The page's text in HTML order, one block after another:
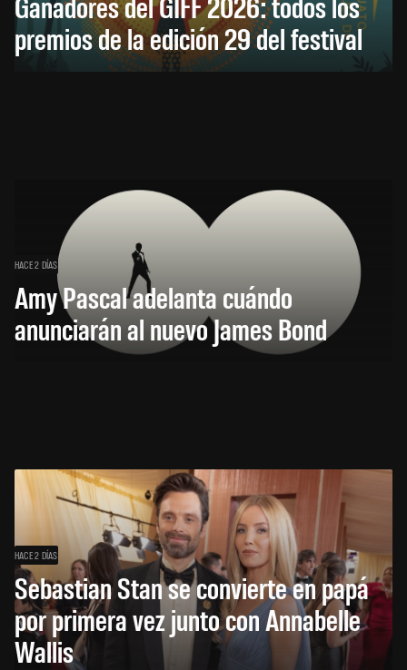
premios de la edición 29 del festival
HACE 2 DÍAS
Amy Pascal adelanta cuándo
anunciarán al nuevo James Bond
HACE 2 DÍAS
Sebastian Stan se convierte en papá
por primera vez junto con Annabelle
Wallis